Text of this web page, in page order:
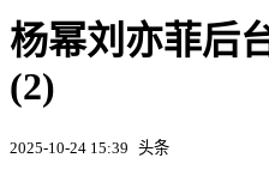
杨幂刘亦菲后
(2)
2025-10-24 15:39 头条